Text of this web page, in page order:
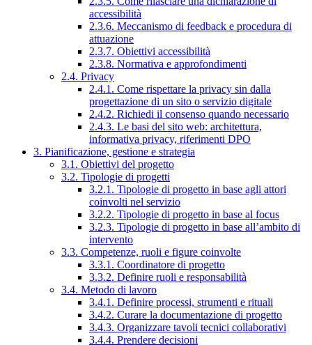
accessibilità
2.3.6. Meccanismo di feedback e procedura di
attuazione
2.3.7. Obiettivi accessibilità
2.3.8. Normativa e approfondimenti
2.4. Privacy
2.4.1. Come rispettare la privacy sin dalla
progettazione di un sito o servizio digitale
2.4.2. Richiedi il consenso quando necessario
2.4.3. Le basi del sito web: architettura,
informativa privacy, riferimenti DPO
3. Pianificazione, gestione e strategia
3.1. Obiettivi del progetto
3.2. Tipologie di progetti
3.2.1. Tipologie di progetto in base agli attori
coinvolti nel servizio
3.2.2. Tipologie di progetto in base al focus
3.2.3. Tipologie di progetto in base all’ambito di
intervento
3.3. Competenze, ruoli e figure coinvolte
3.3.1. Coordinatore di progetto
3.3.2. Definire ruoli e responsabilità
3.4. Metodo di lavoro
3.4.1. Definire processi, strumenti e rituali
3.4.2. Curare la documentazione di progetto
3.4.3. Organizzare tavoli tecnici collaborativi
3.4.4. Prendere decisioni